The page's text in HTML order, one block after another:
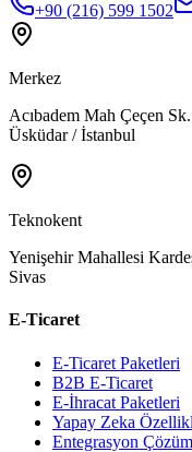
+90 (216) 599 1502
Merkez
Acıbadem Mah Çeçen
Üsküdar / İstanbul
Teknokent
Yenişehir Mahallesi
Sivas
E-Ticaret
E-Ticaret Paketleri
B2B E-Ticaret
E-İhracat Paketleri
Yapay Zeka
Entegrasyon